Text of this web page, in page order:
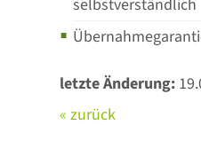
selbstverständlich
letzte Änderung:
« zurück